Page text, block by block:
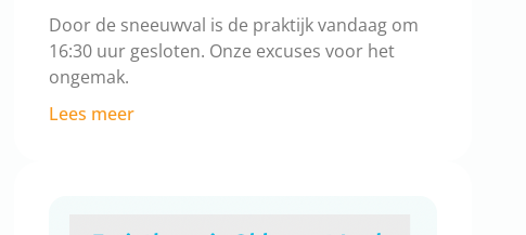
Door de sneeuwval is de praktijk vandaag om
16:30 uur gesloten. Onze excuses voor het
ongemak.
Lees meer